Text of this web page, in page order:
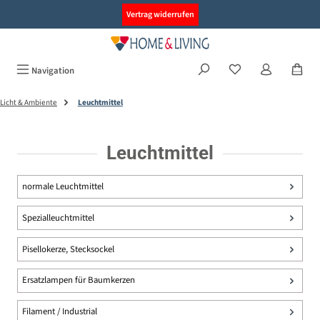
Vertrag widerrufen
Navigation
Licht & Ambiente Leuchtmittel
Leuchtmittel
normale Leuchtmittel
Spezialleuchtmittel
Pisellokerze, Stecksockel
Ersatzlampen für Baumkerzen
Filament / Industrial